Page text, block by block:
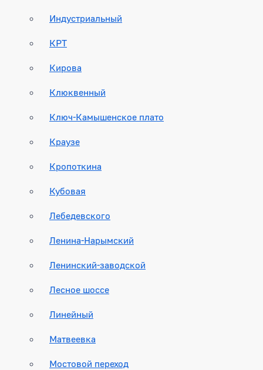
Индустриальный
КРТ
Кирова
Клюквенный
Ключ-Камышенское плато
Краузе
Кропоткина
Кубовая
Лебедевского
Ленина-Нарымский
Ленинский-заводской
Лесное шоссе
Линейный
Матвеевка
Мостовой переход